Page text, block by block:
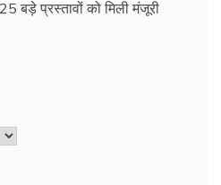
बड़े प्रस्तावों को मिली मंजूरी